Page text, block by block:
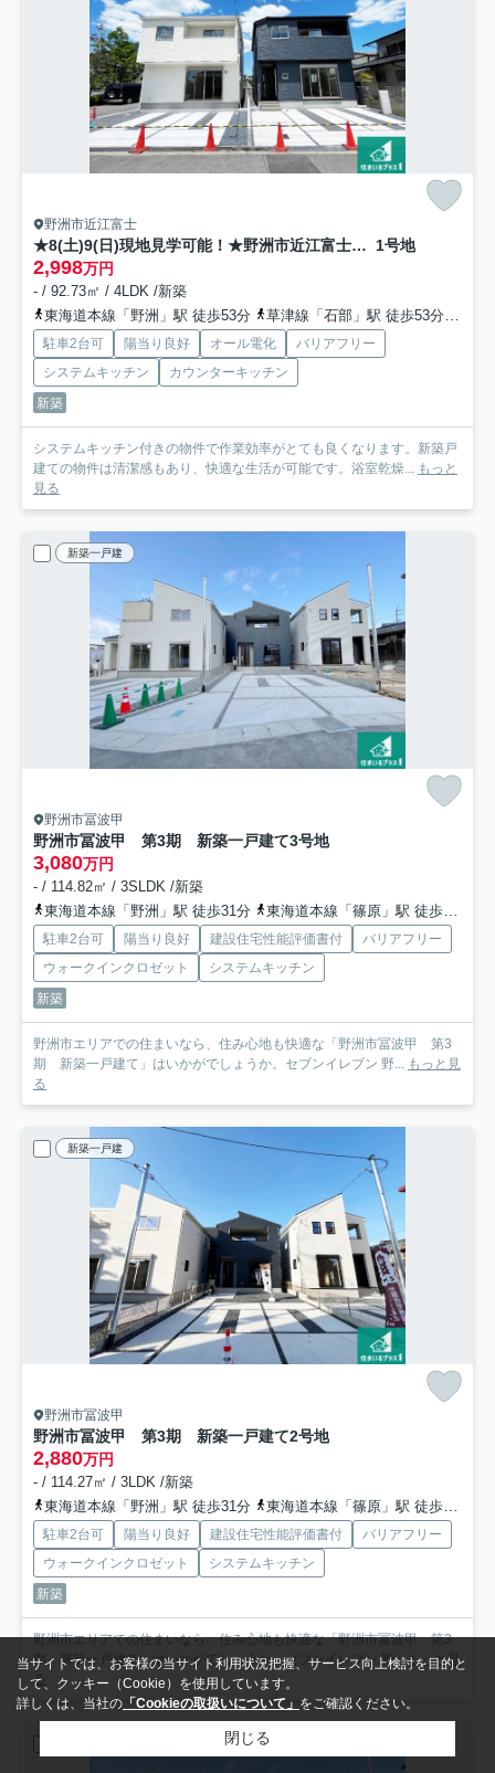
野洲市近江富士
★8(土)9(日)現地見学可能！★野洲市近江富士 全2邸 1号地
2,998万円
- / 92.73㎡ / 4LDK /新築
東海道本線「野洲」駅 徒歩53分
草津線「石部」駅 徒歩53分
駐車2台可 陽当り良好 オール電化
バリアフリー
システムキッチン
カウンターキッチン
新築
システムキッチン付きの物件で作業効率がとても良くなります。新築戸
建ての物件は清潔感もあり、快適な生活が可能です。浴室乾燥...
もっと
見る
新築一戸建
野洲市冨波甲
野洲市冨波甲 第3期 新築一戸建て3号地
3,080万円
- / 114.82㎡ / 3SLDK /新築
東海道本線「野洲」駅 徒歩31分
東海道本線「篠原」駅 徒歩53分
駐車2台可 陽当り良好 建設住宅性能評価書付
バリアフリー
ウォークインクロゼット
システムキッチン
新築
野洲市エリアでの住まいなら、住み心地も快適な「野洲市冨波甲 第3
期 新築一戸建て」はいかがでしょうか。セブンイレブン 野...
もっと見
る
新築一戸建
野洲市冨波甲
野洲市冨波甲 第3期 新築一戸建て2号地
2,880万円
- / 114.27㎡ / 3LDK /新築
東海道本線「野洲」駅 徒歩31分
東海道本線「篠原」駅 徒歩53分
駐車2台可 陽当り良好 建設住宅性能評価書付
バリアフリー
ウォークインクロゼット
システムキッチン
新築
野洲市エリアでの住まいなら、住み心地も快適な「野洲市冨波甲 第3
期 新築一戸建て」はいかがでしょうか。セブンイレブン 野...もっと見
る
当サイトでは、お客様の当サイト利用状況把握、サービス向上検討を目的と
して、クッキー（Cookie）を使用しています。
詳しくは、当社の 「Cookieの取扱いについて」 をご確認ください。
閉じる